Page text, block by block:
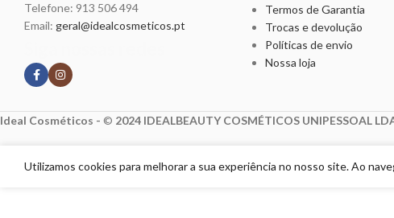
Telefone: 913 506 494
Email: geral@idealcosmeticos.pt
Termos de Garantia
Trocas e devolução
Políticas de envio
Nossa loja
Ideal Cosméticos - © 2024 IDEALBEAUTY COSMÉTICOS UNIPESSOAL
Utilizamos cookies para melhorar a sua experiência no nosso site. Ao